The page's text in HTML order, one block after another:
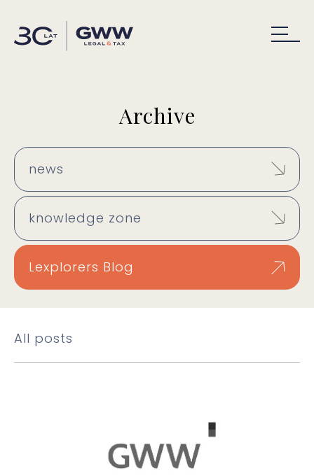
Archive
news
knowledge zone
Lexplorers Blog
All posts